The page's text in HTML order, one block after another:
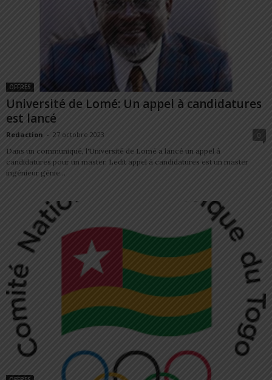
OFFRES
Université de Lomé: Un appel à candidatures
est lancé
Redaction - 27 octobre 2023
0
Dans un communiqué, l'Université de Lomé a lancé un appel à
candidatures pour un master. Ledit appel à candidatures est un master
ingénieur génie...